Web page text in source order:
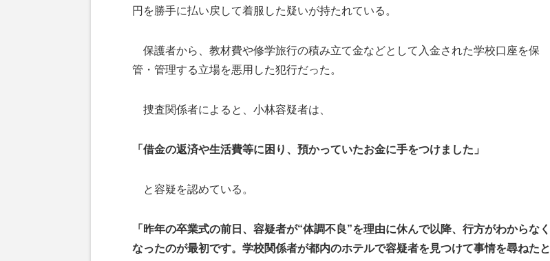
円を勝手に払い戻して着服した疑いが持たれている。
保護者から、教材費や修学旅行の積み立て金などとして入金された学校口座を保
管・管理する立場を悪用した犯行だった。
捜査関係者によると、小林容疑者は、
「借金の返済や生活費等に困り、預かっていたお金に手をつけました」
と容疑を認めている。
「昨年の卒業式の前日、容疑者が“体調不良”を理由に休んで以降、行方がわからなく
なったのが最初です。学校関係者が都内のホテルで容疑者を見つけて事情を尋ねたと